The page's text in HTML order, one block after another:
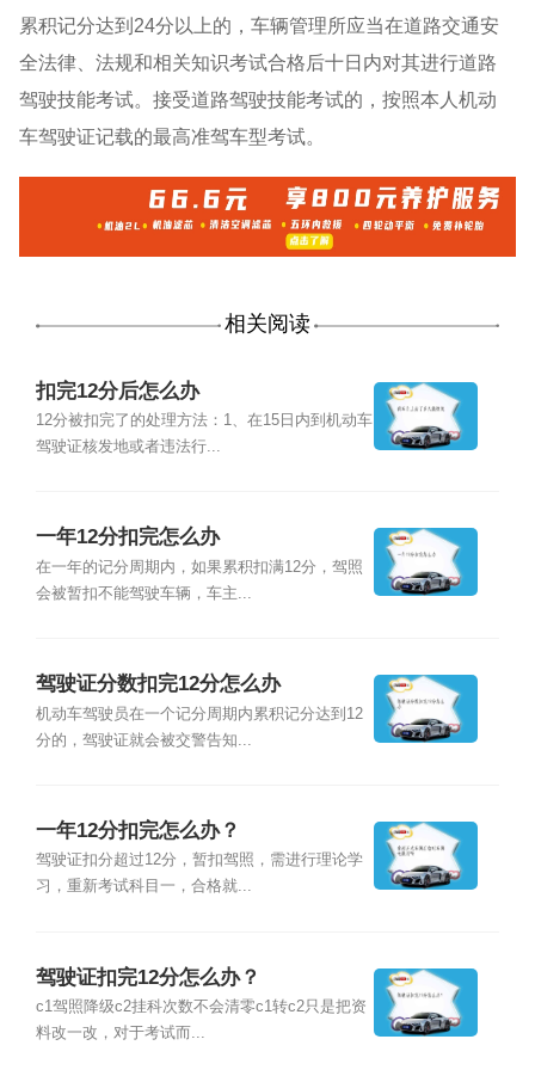
累积记分达到24分以上的，车辆管理所应当在道路交通安
全法律、法规和相关知识考试合格后十日内对其进行道路
驾驶技能考试。接受道路驾驶技能考试的，按照本人机动
车驾驶证记载的最高准驾车型考试。
相关阅读
扣完12分后怎么办
12分被扣完了的处理方法：1、在15日内到机动车
驾驶证核发地或者违法行...
一年12分扣完怎么办
在一年的记分周期内，如果累积扣满12分，驾照
会被暂扣不能驾驶车辆，车主...
驾驶证分数扣完12分怎么办
机动车驾驶员在一个记分周期内累积记分达到12
分的，驾驶证就会被交警告知...
一年12分扣完怎么办？
驾驶证扣分超过12分，暂扣驾照，需进行理论学
习，重新考试科目一，合格就...
驾驶证扣完12分怎么办？
c1驾照降级c2挂科次数不会清零c1转c2只是把资
料改一改，对于考试而...